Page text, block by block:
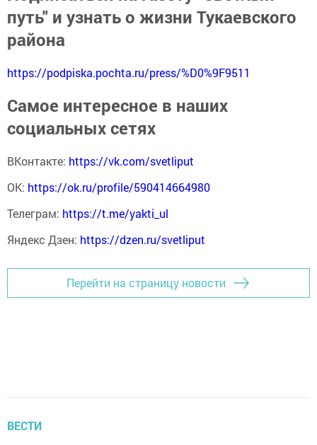
путь" и узнать о жизни Тукаевского
района
https://podpiska.pochta.ru/press/%D0%9F9511
Самое интересное в наших
социальных сетях
ВКонтакте: https://vk.com/svetliput
ОК: https://ok.ru/profile/590414664980
Телеграм: https://t.me/yakti_ul
Яндекс Дзен: https://dzen.ru/svetliput
Перейти на страницу новости
ВЕСТИ